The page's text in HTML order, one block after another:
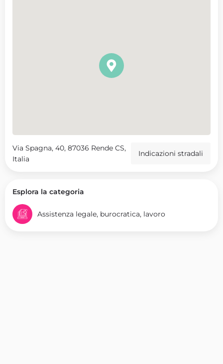
Via Spagna, 40, 87036 Rende CS,
Italia
Indicazioni stradali
Esplora la categoria
Assistenza legale, burocratica, lavoro